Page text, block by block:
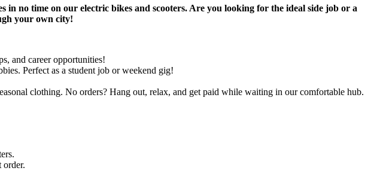
no time on our electric bikes and scooters. Are you looking for the ideal side job or a
your own city!
and career opportunities!
Perfect as a student job or weekend gig!
clothing. No orders? Hang out, relax, and get paid while waiting in our comfortable hub.
order.